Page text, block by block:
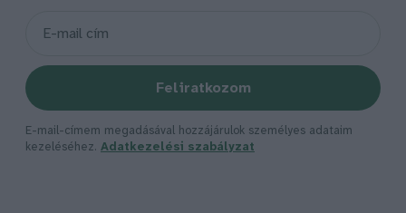
Feliratkozom
E-mail-címem megadásával hozzájárulok személyes adataim
kezeléséhez. Adatkezelési szabályzat